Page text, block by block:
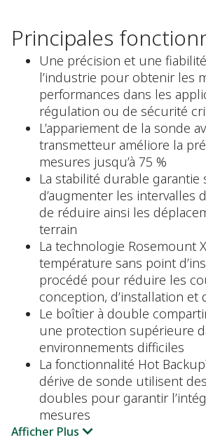
Principales
Une précision et une
l’industrie pour obtenir les
performances dans les
régulation ou de sécurité
L’appariement de la sonde
transmetteur améliore la
mesures jusqu’à 75 %
La stabilité durable
d’augmenter les intervalles
de réduire ainsi les
terrain
La technologie Rosemount
température sans point
procédé pour réduire les
conception, d’installation et
Le boîtier à double
une protection supérieure
environnements difficiles
La fonctionnalité Hot
dérive de sonde utilisent
doubles pour garantir
mesures
Afficher Plus